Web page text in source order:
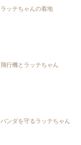
ラッテちゃんの着地
飛行機とラッテちゃん
バンダを守るラッテちゃん